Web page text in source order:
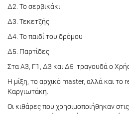
Δ2. Το σερβικάκι
Δ3. Τεκετζής
Δ4. Το παιδί του δρόμου
Δ5. Παρτίδες
Στα Α3, Γ1, Δ3 και Δ5 τραγουδά ο
Η μίξη, το αρχικό master, αλλά και το
Καργιωτάκη.
Οι κιθάρες που χρησιμοποιήθηκαν